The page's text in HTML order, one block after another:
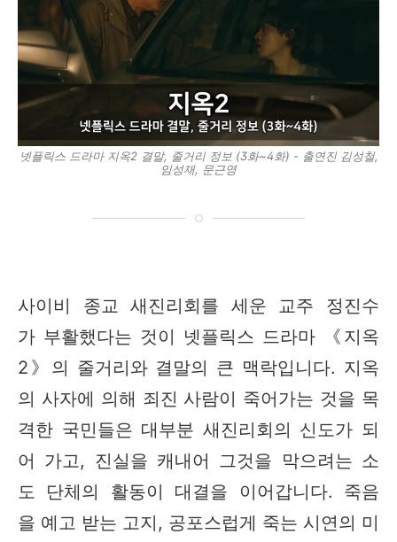
넷플릭스 드라마 지옥2 결말, 줄거리 정보 (3화~4화) - 출연진 김성철,
임성재, 문근영
사이비 종교 새진리회를 세운 교주 정진수
가 부활했다는 것이 넷플릭스 드라마 《지옥
2》의 줄거리와 결말의 큰 맥락입니다. 지옥
의 사자에 의해 죄진 사람이 죽어가는 것을 목
격한 국민들은 대부분 새진리회의 신도가 되
어 가고, 진실을 캐내어 그것을 막으려는 소
도 단체의 활동이 대결을 이어갑니다. 죽음
을 예고 받는 고지, 공포스럽게 죽는 시연의 미